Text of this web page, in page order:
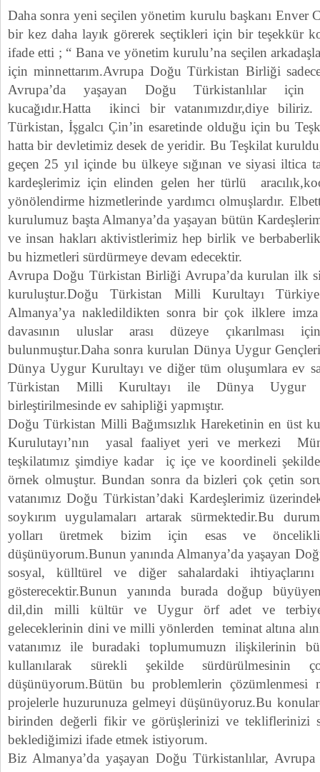
Daha sonra yeni seçilen yönetim kurulu başkanı Enver
bir kez daha layık görerek seçtikleri için bir teşekkür
ifade etti ; “ Bana ve yönetim kurulu’na seçilen
için minnettarım.Avrupa Doğu Türkistan Birliği
Avrupa’da yaşayan Doğu Türkistanlılar için
kucağıdır.Hatta ikinci bir vatanımızdır,diye
Türkistan, İşgalcı Çin’in esaretinde olduğu için bu
hatta bir devletimiz desek de yeridir. Bu Teşkilat
geçen 25 yıl içinde bu ülkeye sığınan ve siyasi iltica
kardeşlerimiz için elinden gelen her türlü
yönölendirme hizmetlerinde yardımcı olmuşlardır.
kurulumuz başta Almanya’da yaşayan bütün
ve insan hakları aktivistlerimiz hep birlik ve
bu hizmetleri sürdürmeye devam edecektir.
Avrupa Doğu Türkistan Birliği Avrupa’da kurulan ilk
kuruluştur.Doğu Türkistan Milli Kurultayı
Almanya’ya nakledildikten sonra bir çok ilklere imza
davasının uluslar arası düzeye çıkarılması
bulunmuştur.Daha sonra kurulan Dünya Uygur
Dünya Uygur Kurultayı ve diğer tüm oluşumlara ev
Türkistan Milli Kurultayı ile Dünya Uygur
birleştirilmesinde ev sahipliği yapmıştır.
Doğu Türkistan Milli Bağımsızlık Hareketinin en üst
Kurulutayı’nın yasal faaliyet yeri ve merkezi
teşkilatımız şimdiye kadar iç içe ve koordineli
örnek olmuştur. Bundan sonra da bizleri çok çetin
vatanımız Doğu Türkistan’daki Kardeşlerimiz
soykırım uygulamaları artarak sürmektedir.Bu
yolları üretmek bizim için esas ve
düşünüyorum.Bunun yanında Almanya’da yaşayan
sosyal, külltürel ve diğer sahalardaki
gösterecektir.Bunun yanında burada doğup
dil,din milli kültür ve Uygur örf adet ve
geleceklerinin dini ve milli yönlerden teminat altına
vatanımız ile buradaki toplumumuzn ilişkilerinin
kullanılarak sürekli şekilde sürdürülmesinin
düşünüyorum.Bütün bu problemlerin çözümlenmesi
projelerle huzurunuza gelmeyi düşünüyoruz.Bu
birinden değerli fikir ve görüşlerinizi ve tekliflerinizi
beklediğimizi ifade etmek istiyorum.
Biz Almanya’da yaşayan Doğu Türkistanlılar,